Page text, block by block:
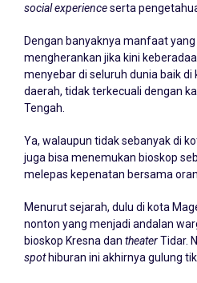
social experienceserta
Dengan banyaknya manfaat
mengherankan jika kini
menyebar di seluruh dunia baik di
daerah, tidak terkecuali dengan
Tengah.
Ya, walaupun tidak sebanyak di
juga bisa menemukan bioskop
melepas kepenatan bersama
Menurut sejarah, dulu di kota
nonton yang menjadi andalan
bioskop Kresna dan theaterTidar.
spothiburan ini akhirnya gulung